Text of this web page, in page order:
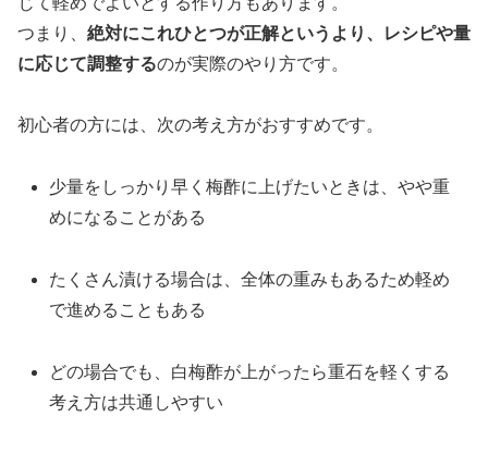
つまり、 絶対にこれひとつが正解というより、レシピや量
に応じて調整するのが実際のやり方です。
初心者の方には、次の考え方がおすすめです。
少量をしっかり早く梅酢に上げたいときは、やや重
めになることがある
たくさん漬ける場合は、全体の重みもあるため軽め
で進めることもある
どの場合でも、白梅酢が上がったら重石を軽くする
考え方は共通しやすい